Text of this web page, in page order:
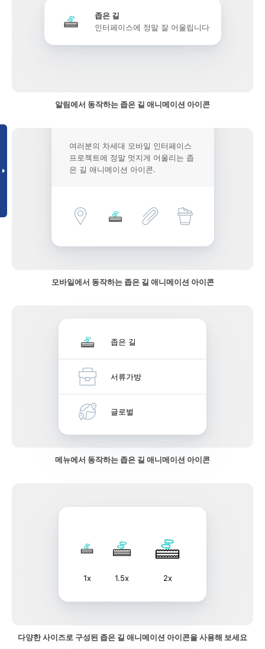
좁은 길
인터페이스에 정말 잘 어울립니다
알림에서 동작하는 좁은 길 애니메이션 아이콘
여러분의 차세대 모바일 인터페이스
프로젝트에 정말 멋지게 어울리는 좁
은 길 애니메이션 아이콘.
모바일에서 동작하는 좁은 길 애니메이션 아이콘
좁은 길
서류가방
글로벌
메뉴에서 동작하는 좁은 길 애니메이션 아이콘
1x 1.5x 2x
다양한 사이즈로 구성된 좁은 길 애니메이션 아이콘을 사용해 보세요